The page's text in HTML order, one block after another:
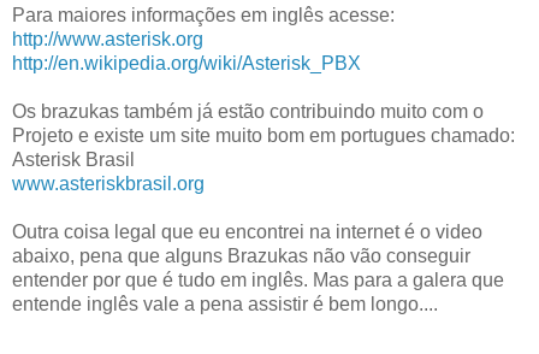
Para maiores informações em inglês acesse:
http://www.asterisk.org
http://en.wikipedia.org/wiki/Asterisk_PBX
Os brazukas também já estão contribuindo muito com o
Projeto e existe um site muito bom em portugues chamado:
Asterisk Brasil
www.asteriskbrasil.org
Outra coisa legal que eu encontrei na internet é o video
abaixo, pena que alguns Brazukas não vão conseguir
entender por que é tudo em inglês. Mas para a galera que
entende inglês vale a pena assistir é bem longo....